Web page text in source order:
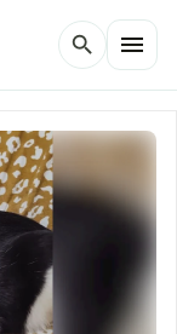
search menu